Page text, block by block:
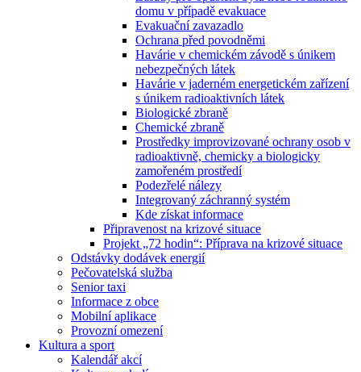
domu v případě evakuace
Evakuační zavazadlo
Ochrana před povodněmi
Havárie v chemickém závodě s únikem
nebezpečných látek
Havárie v jaderném energetickém zařízení
s únikem radioaktivních látek
Biologické zbraně
Chemické zbraně
Prostředky improvizované ochrany osob v
radioaktivně, chemicky a biologicky
zamořeném prostředí
Podezřelé nálezy
Integrovaný záchranný systém
Kde získat informace
Připravenost na krizové situace
Projekt „72 hodin“: Příprava na krizové situace
Odstávky dodávek energií
Pečovatelská služba
Senior taxi
Informace z obce
Mobilní aplikace
Provozní omezení
Kultura a sport
Kalendář akcí